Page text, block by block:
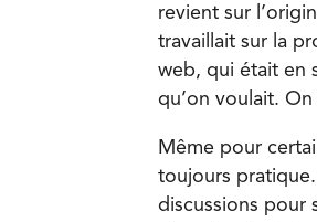
revient sur
travaillait sur la
web, qui était en
qu’on voulait.
Même pour
toujours
discussions pour